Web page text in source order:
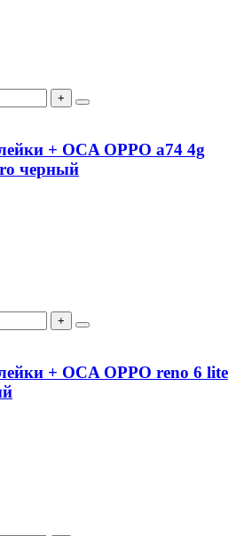
+
+ OCA OPPO a74 4g
черный
+
+ OCA OPPO reno 6 lite